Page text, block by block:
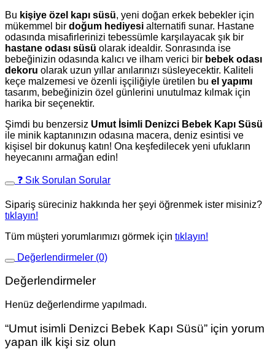
Bu kişiye özel kapı süsü, yeni doğan erkek bebekler için
mükemmel bir doğum hediyesi alternatifi sunar. Hastane
odasında misafirlerinizi tebessümle karşılayacak şık bir
hastane odası süsü olarak idealdir. Sonrasında ise
bebeğinizin odasında kalıcı ve ilham verici bir bebek odası
dekoru olarak uzun yıllar anılarınızı süsleyecektir. Kaliteli
keçe malzemesi ve özenli işçiliğiyle üretilen bu el yapımı
tasarım, bebeğinizin özel günlerini unutulmaz kılmak için
harika bir seçenektir.
Şimdi bu benzersiz Umut İsimli Denizci Bebek Kapı Süsü
ile minik kaptanınızın odasına macera, deniz esintisi ve
kişisel bir dokunuş katın! Ona keşfedilecek yeni ufukların
heyecanını armağan edin!
❓ Sık Sorulan Sorular
Sipariş süreciniz hakkında her şeyi öğrenmek ister misiniz?
tıklayın!
Tüm müşteri yorumlarımızı görmek için tıklayın!
Değerlendirmeler (0)
Değerlendirmeler
Henüz değerlendirme yapılmadı.
“Umut isimli Denizci Bebek Kapı Süsü” için yorum
yapan ilk kişi siz olun